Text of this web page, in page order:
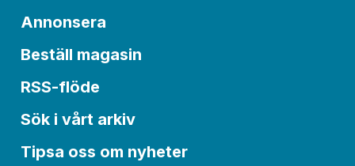
Annonsera
Beställ magasin
RSS-flöde
Sök i vårt arkiv
Tipsa oss om nyheter